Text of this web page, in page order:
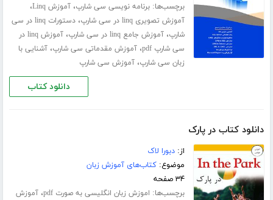
برچسب‌ها:برنامه نویسی سی شارپ،آموزش Linq ،
آموزش تصویری linq در سی شارپ ،
دستورات linq در سی
شارپ،آموزش جامع linq در سی شارپ ،
آموزش linq در
سی شارپ pdf
،آموزش مقدماتی سی شارپ،آشنایی با
زبان سی شارپ،آموزش سی شارپ
دانلود کتاب
دانلود کتاب در پارک
از:دبورا لاک
موضوع:کتاب‌های آموزش زبان
۳۴ صفحه
برچسب‌ها: اموزش زبان انگلیسی به صورت pdf ،آموزش